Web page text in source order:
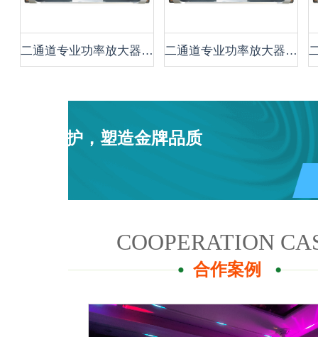
二通道专业功率放大器 TP1350 二通道专业功率放大器 TP1500
用心呵护，塑造金牌品质
COOPERATION
合作案例